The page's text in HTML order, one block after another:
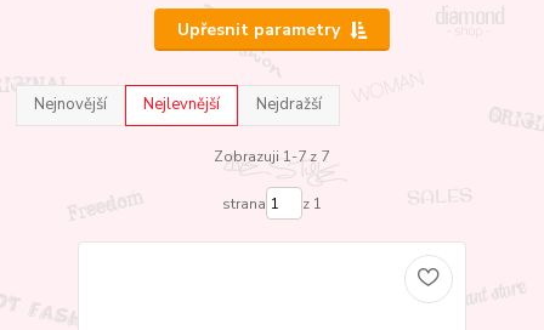
Upřesnit parametry
Nejnovější Nejlevnější Nejdražší
Zobrazuji 1-7 z 7
strana z 1